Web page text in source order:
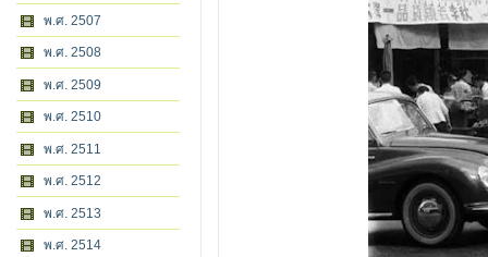
พ.ศ. 2507
พ.ศ. 2508
พ.ศ. 2509
พ.ศ. 2510
พ.ศ. 2511
พ.ศ. 2512
พ.ศ. 2513
พ.ศ. 2514